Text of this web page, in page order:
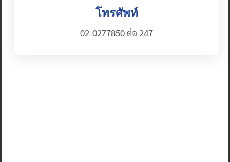
โทรศัพท์
02-0277850 ต่อ 247